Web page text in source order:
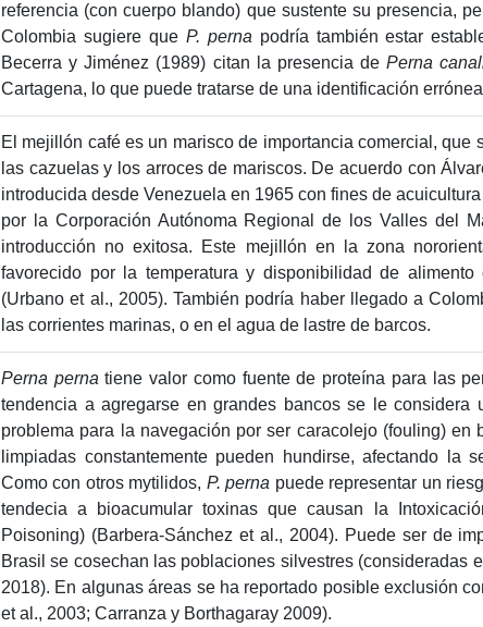
referencia (con cuerpo blando) que sustente su presencia,
Colombia sugiere que P. perna podría también estar
Becerra y Jiménez (1989) citan la presencia de Perna
Cartagena, lo que puede tratarse de una identificación
El mejillón café es un marisco de importancia comercial,
las cazuelas y los arroces de mariscos. De acuerdo con
introducida desde Venezuela en 1965 con fines de
por la Corporación Autónoma Regional de los Valles del
introducción no exitosa. Este mejillón en la zona
favorecido por la temperatura y disponibilidad de
(Urbano et al., 2005). También podría haber llegado a
las corrientes marinas, o en el agua de lastre de barcos.
Perna perna tiene valor como fuente de proteína para las
tendencia a agregarse en grandes bancos se le considera
problema para la navegación por ser caracolejo (fouling)
limpiadas constantemente pueden hundirse, afectando la
Como con otros mytilidos, P. perna puede representar un
tendecia a bioacumular toxinas que causan la
Poisoning) (Barbera-Sánchez et al., 2004). Puede ser de
Brasil se cosechan las poblaciones silvestres (consideradas
2018). En algunas áreas se ha reportado posible exclusión
et al., 2003; Carranza y Borthagaray 2009).